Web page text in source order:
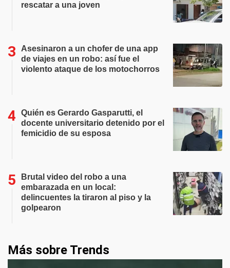
rescatar a una joven
Asesinaron a un chofer de una app
de viajes en un robo: así fue el
violento ataque de los motochorros
Quién es Gerardo Gasparutti, el
docente universitario detenido por el
femicidio de su esposa
Brutal video del robo a una
embarazada en un local:
delincuentes la tiraron al piso y la
golpearon
Más sobre Trends